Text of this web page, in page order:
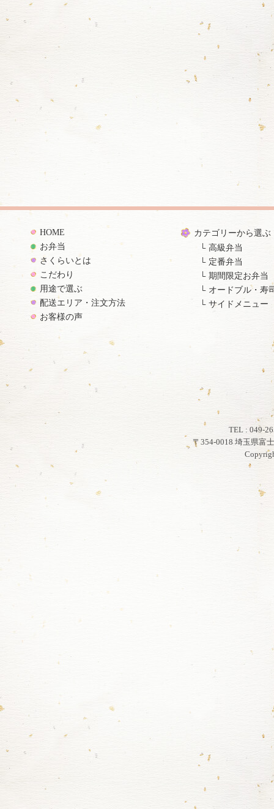
HOME
お弁当
さくらいとは
こだわり
用途で選ぶ
配送エリア・注文方法
お客様の声
カテゴリーから選ぶ
高級弁当
定番弁当
期間限定お弁当
オードブル・寿
サイドメニュー
TEL : 049-
〒354-0018 埼玉県富